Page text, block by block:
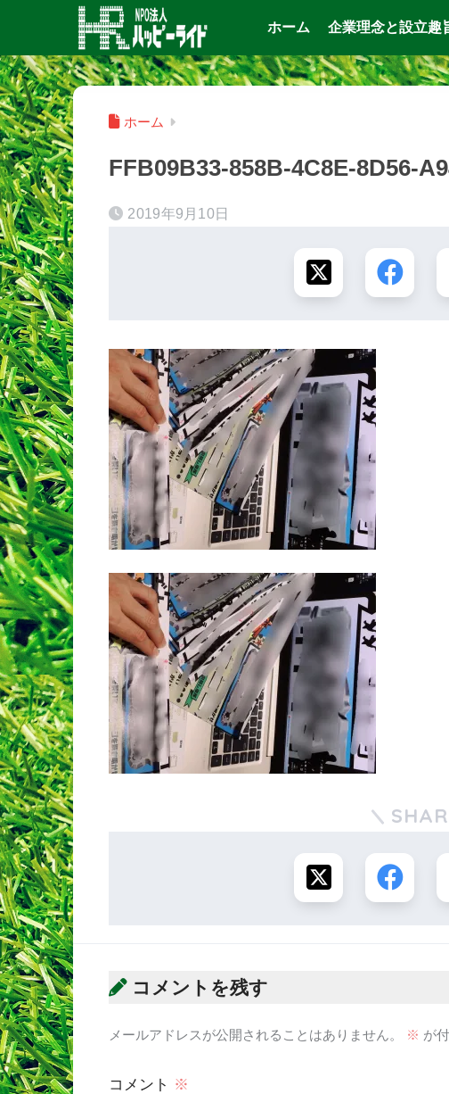
ホーム 企業理念と設立趣
ホーム
FFB09B33-858B-4C8E-8D56-
2019年9月10日
コメントを残す
メールアドレスが公開されることはありません。 ※ が
コメント ※